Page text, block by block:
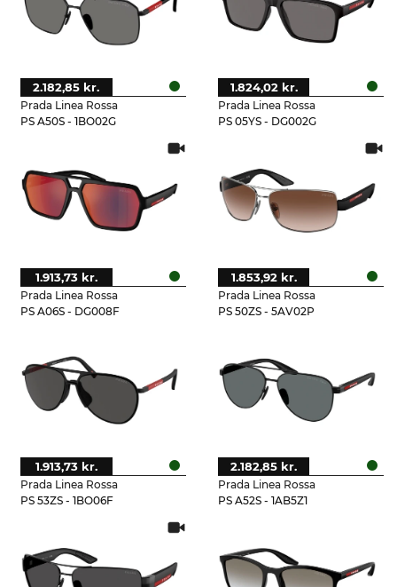
Prada Linea Rossa
PS A50S - 1BO02G
2.182,85 kr.
Prada Linea Rossa
PS 05YS - DG002G
1.824,02 kr.
Prada Linea Rossa
PS A06S - DG008F
1.913,73 kr.
Prada Linea Rossa
PS 50ZS - 5AV02P
1.853,92 kr.
Prada Linea Rossa
PS 53ZS - 1BO06F
1.913,73 kr.
Prada Linea Rossa
PS A52S - 1AB5Z1
2.182,85 kr.